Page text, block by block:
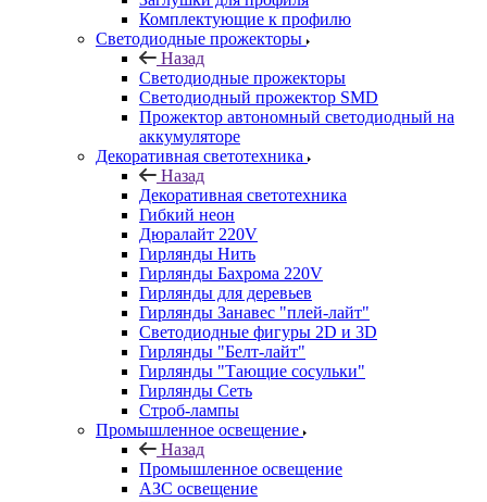
Комплектующие к профилю
Светодиодные прожекторы
Назад
Светодиодные прожекторы
Светодиодный прожектор SMD
Прожектор автономный светодиодный на
аккумуляторе
Декоративная светотехника
Назад
Декоративная светотехника
Гибкий неон
Дюралайт 220V
Гирлянды Нить
Гирлянды Бахрома 220V
Гирлянды для деревьев
Гирлянды Занавес "плей-лайт"
Светодиодные фигуры 2D и 3D
Гирлянды "Белт-лайт"
Гирлянды "Тающие сосульки"
Гирлянды Сеть
Строб-лампы
Промышленное освещение
Назад
Промышленное освещение
АЗС освещение